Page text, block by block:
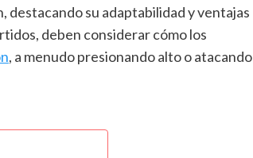
su adaptabilidad y ventajas
deben considerar cómo los
, a menudo presionando alto o atacando